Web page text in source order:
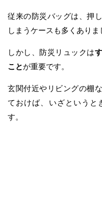
従来の防災バッグは、押
しまうケースも多くありま
しかし、防災リュックは
ことが重要です。
玄関付近やリビングの棚
ておけば、いざというと
す。